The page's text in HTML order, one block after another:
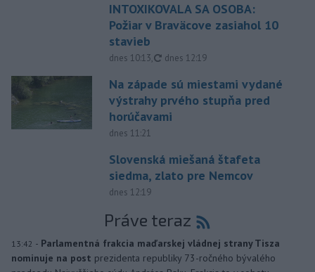
INTOXIKOVALA SA OSOBA:
Požiar v Braväcove zasiahol 10
stavieb
dnes 10:13, aktualizované
dnes 12:19
Na západe sú miestami vydané
výstrahy prvého stupňa pred
horúčavami
dnes 11:21
Slovenská miešaná štafeta
siedma, zlato pre Nemcov
dnes 12:19
Práve teraz
13:42 - Parlamentná frakcia maďarskej vládnej strany Tisza
nominuje na post prezidenta republiky 73-ročného bývalého